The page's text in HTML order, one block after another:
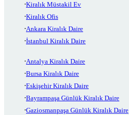
Kiralık Müstakil Ev
Kiralık Ofis
Ankara Kiralık Daire
İstanbul Kiralık Daire
Antalya Kiralık Daire
Bursa Kiralık Daire
Eskişehir Kiralık Daire
Bayrampaşa Günlük Kiralık Daire
Gaziosmanpaşa Günlük Kiralık Daire